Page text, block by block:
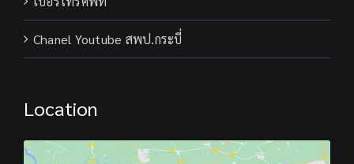
Chanel Youtube สพป.กระบี่
Location